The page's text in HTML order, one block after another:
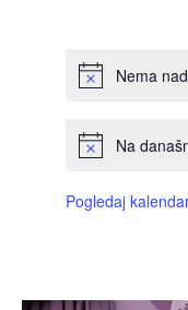
Nema
Na
Pogledaj